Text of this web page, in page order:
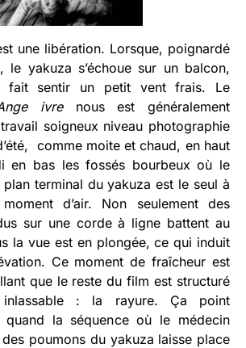
une libération. Lorsque, poignardé
le yakuza s’échoue sur un balcon,
fait sentir un petit vent frais. Le
ivrenous est généralement
soigneux niveau photographie
comme moite et chaud, en haut
en bas les fossés bourbeux où le
terminal du yakuza est le seul à
d’air. Non seulement des
sur une corde à ligne battent au
la vue est en plongée, ce qui induit
Ce moment de fraîcheur est
que le reste du film est structuré
: la rayure. Ça point
quand la séquence où le médecin
poumons du yakuza laisse place